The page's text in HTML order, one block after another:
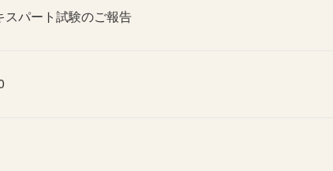
スパート試験のご報告